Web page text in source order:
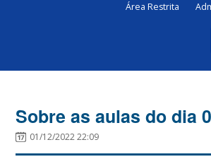
Área Restrita
Sobre as aulas do dia
01/12/2022 22:09